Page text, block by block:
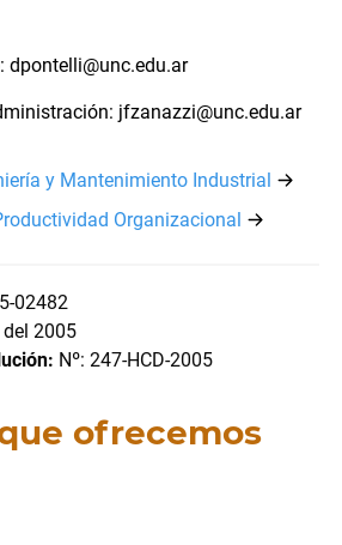
ofrecemos
dpontelli@unc.edu.ar
jfzanazzi@unc.edu.ar
y Mantenimiento Industrial
Organizacional
02482
2005
Nº: 247-HCD-2005